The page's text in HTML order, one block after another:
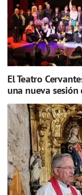
El Teatro
una nueva